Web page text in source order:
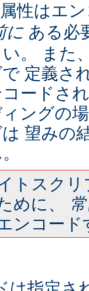
属性はエ
に ある必
。 また
定義さ
ードさ
ングの
望みの
トスク
めに、
ンコード